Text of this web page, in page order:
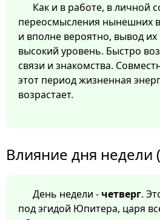
Как и в работе, в личной
переосмысления нынешних
и вполне вероятно, вывод
высокий уровень. Быстро
связи и знакомства.
этот период жизненная
возрастает.
Влияние дня недели (
День недели - четверг.
под эгидой Юпитера, царя